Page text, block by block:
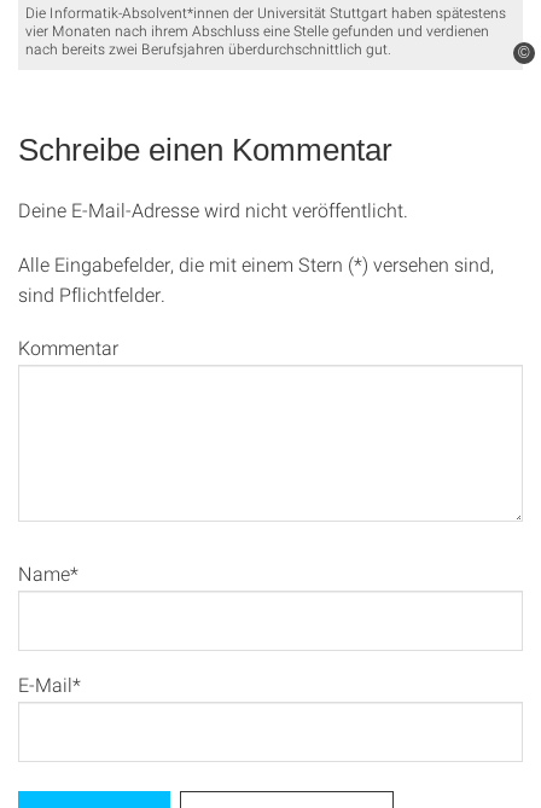
©
Die Informatik-Absolvent*innen der Universität Stuttgart haben spätestens
vier Monaten nach ihrem Abschluss eine Stelle gefunden und verdienen
nach bereits zwei Berufsjahren überdurchschnittlich gut.
Schreibe einen Kommentar
Deine E-Mail-Adresse wird nicht veröffentlicht.
Alle Eingabefelder, die mit einem Stern (*) versehen sind,
sind Pflichtfelder.
Kommentar
Name*
E-Mail*